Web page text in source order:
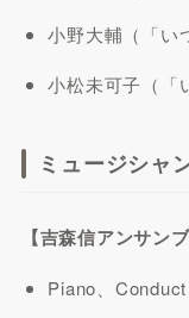
小野大輔（「い
小松未可子（「
ミュージシャ
【吉森信アンサンブ
Piano、